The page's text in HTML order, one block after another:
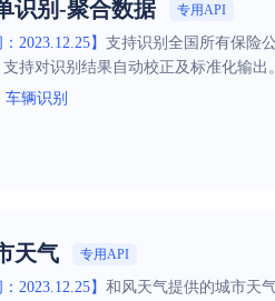
识别-聚合数据 专用API
2023.12.25】 支持识别全国所有保险
支持对识别结果自动校正及标准化输
车辆识别
天气 专用API
2023.12.25】 和风天气提供的城市天